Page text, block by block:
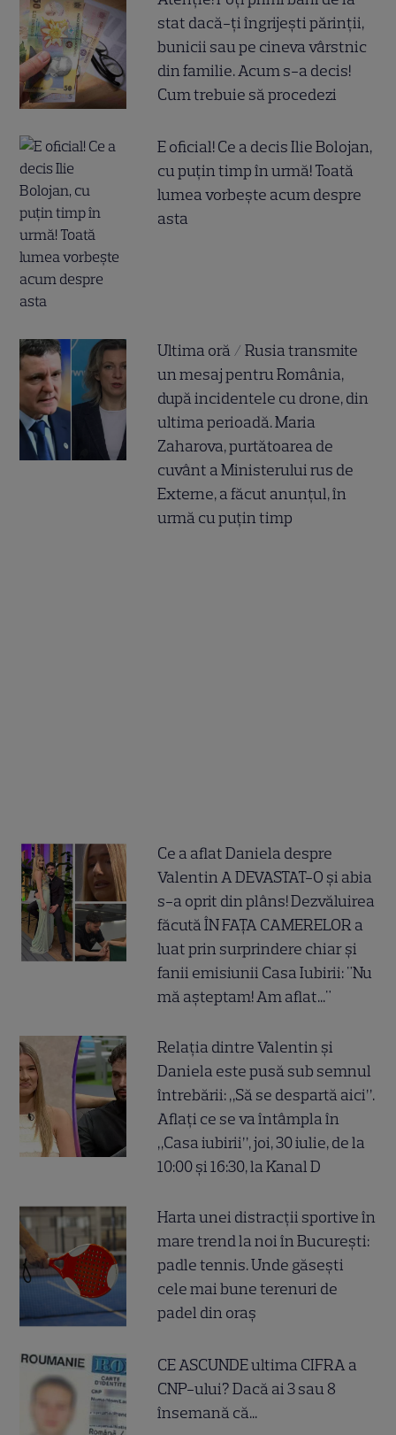
stat dacă-ți îngrijești părinții,
bunicii sau pe cineva vârstnic
din familie. Acum s-a decis!
Cum trebuie să procedezi
E oficial! Ce a decis Ilie Bolojan,
cu puțin timp în urmă! Toată
lumea vorbește acum despre
asta
Ultima oră / Rusia transmite
un mesaj pentru România,
după incidentele cu drone, din
ultima perioadă. Maria
Zaharova, purtătoarea de
cuvânt a Ministerului rus de
Externe, a făcut anunțul, în
urmă cu puțin timp
Ce a aflat Daniela despre
Valentin A DEVASTAT-O și abia
s-a oprit din plâns! Dezvăluirea
făcută ÎN FAȚA CAMERELOR a
luat prin surprindere chiar și
fanii emisiunii Casa Iubirii: "Nu
mă așteptam! Am aflat..."
Relația dintre Valentin și
Daniela este pusă sub semnul
întrebării: „Să se despartă aici”.
Aflați ce se va întâmpla în
„Casa iubirii”, joi, 30 iulie, de la
10:00 și 16:30, la Kanal D
Harta unei distracții sportive în
mare trend la noi în București:
padle tennis. Unde găsești
cele mai bune terenuri de
padel din oraș
CE ASCUNDE ultima CIFRA a
CNP-ului? Dacă ai 3 sau 8
însemană că...